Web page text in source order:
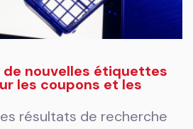
de nouvelles étiquettes
les coupons et les
résultats de recherche